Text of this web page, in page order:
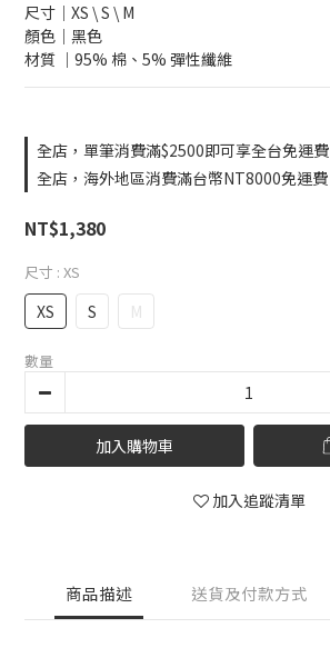
尺寸｜XS \ S \ M
顏色｜黑色
材質 ｜95% 棉、5% 彈性纖維
全店，單筆消費滿$2500即可享全台免運費
全店，海外地區消費滿台幣NT8000免運費
NT$1,380
尺寸 : XS
XS S M
數量
加入購物車
加入追蹤清單
商品描述 送貨及付款方式